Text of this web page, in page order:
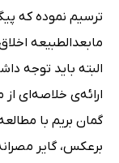
ترسیم نموده که
مابعدالطبیعه
البته باید توجه
ارائه‌ی خلاصه‌ای
گمان بریم با
برعکس، گایر